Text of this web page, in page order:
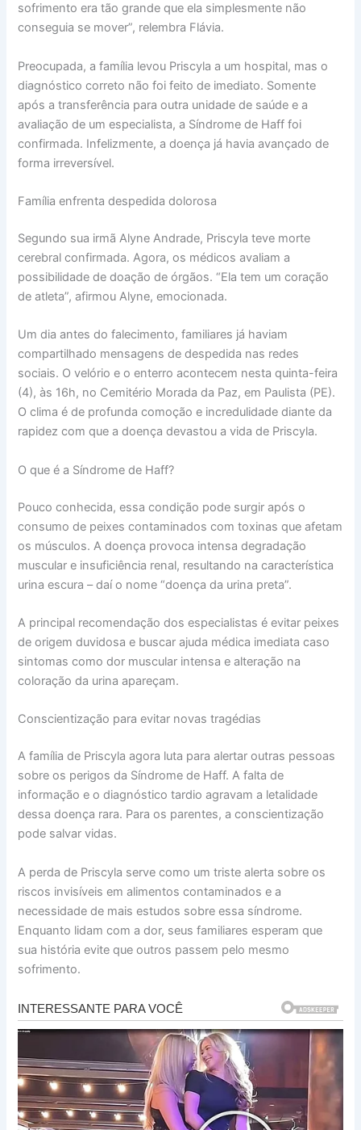
sofrimento era tão grande que ela simplesmente não
conseguia se mover”, relembra Flávia.
Preocupada, a família levou Priscyla a um hospital, mas o
diagnóstico correto não foi feito de imediato. Somente
após a transferência para outra unidade de saúde e a
avaliação de um especialista, a Síndrome de Haff foi
confirmada. Infelizmente, a doença já havia avançado de
forma irreversível.
Família enfrenta despedida dolorosa
Segundo sua irmã Alyne Andrade, Priscyla teve morte
cerebral confirmada. Agora, os médicos avaliam a
possibilidade de doação de órgãos. “Ela tem um coração
de atleta”, afirmou Alyne, emocionada.
Um dia antes do falecimento, familiares já haviam
compartilhado mensagens de despedida nas redes
sociais. O velório e o enterro acontecem nesta quinta-feira
(4), às 16h, no Cemitério Morada da Paz, em Paulista (PE).
O clima é de profunda comoção e incredulidade diante da
rapidez com que a doença devastou a vida de Priscyla.
O que é a Síndrome de Haff?
Pouco conhecida, essa condição pode surgir após o
consumo de peixes contaminados com toxinas que afetam
os músculos. A doença provoca intensa degradação
muscular e insuficiência renal, resultando na característica
urina escura – daí o nome “doença da urina preta”.
A principal recomendação dos especialistas é evitar peixes
de origem duvidosa e buscar ajuda médica imediata caso
sintomas como dor muscular intensa e alteração na
coloração da urina apareçam.
Conscientização para evitar novas tragédias
A família de Priscyla agora luta para alertar outras pessoas
sobre os perigos da Síndrome de Haff. A falta de
informação e o diagnóstico tardio agravam a letalidade
dessa doença rara. Para os parentes, a conscientização
pode salvar vidas.
A perda de Priscyla serve como um triste alerta sobre os
riscos invisíveis em alimentos contaminados e a
necessidade de mais estudos sobre essa síndrome.
Enquanto lidam com a dor, seus familiares esperam que
sua história evite que outros passem pelo mesmo
sofrimento.